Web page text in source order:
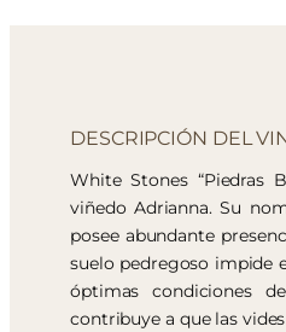
DESCRIPCIÓN DEL
White Stones “Piedras
viñedo Adrianna. Su
posee abundante
suelo pedregoso impide
óptimas condiciones
contribuye a que las